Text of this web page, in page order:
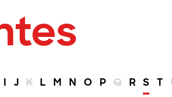
I J K L M N O P Q R S T